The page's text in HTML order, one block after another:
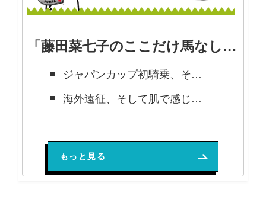
「藤田菜七子のここだけ馬なし」の記事
ジャパンカップ初騎乗、そして2024年に向けて【藤田菜七子 2024年1月号 連載】
海外遠征、そして肌で感じた凱旋門賞【藤田菜七子 2023年11月号 連載】
もっと見る